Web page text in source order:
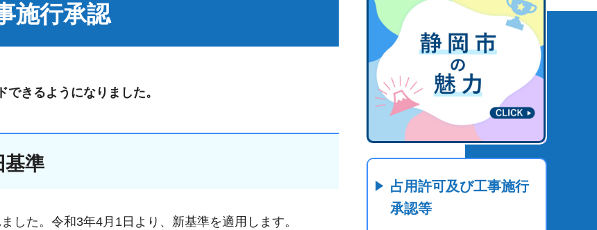
施行承認
できるようになりました。
基準
した。令和3年4月1日より、新基準を適用します。
占用許可及び工事施行
承認等